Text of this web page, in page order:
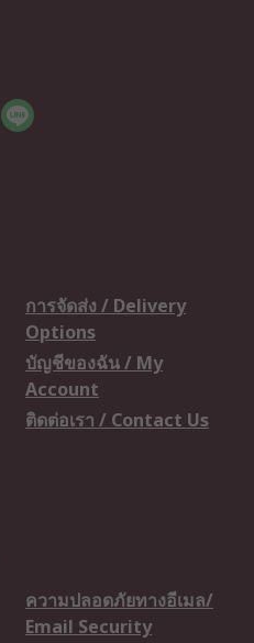
การจัดส่ง / Delivery
Options
บัญชีของฉัน / My
Account
ติดต่อเรา / Contact Us
ความปลอดภัยทางอีเมล/
Email Security